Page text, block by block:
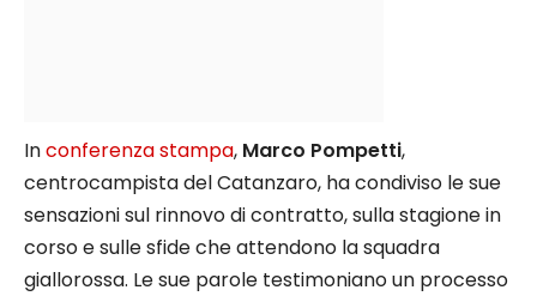
Inconferenza stampa, Marco Pompetti,
centrocampista del Catanzaro, ha condiviso le sue
sensazioni sul rinnovo di contratto, sulla stagione in
corso e sulle sfide che attendono la squadra
giallorossa. Le sue parole testimoniano un processo